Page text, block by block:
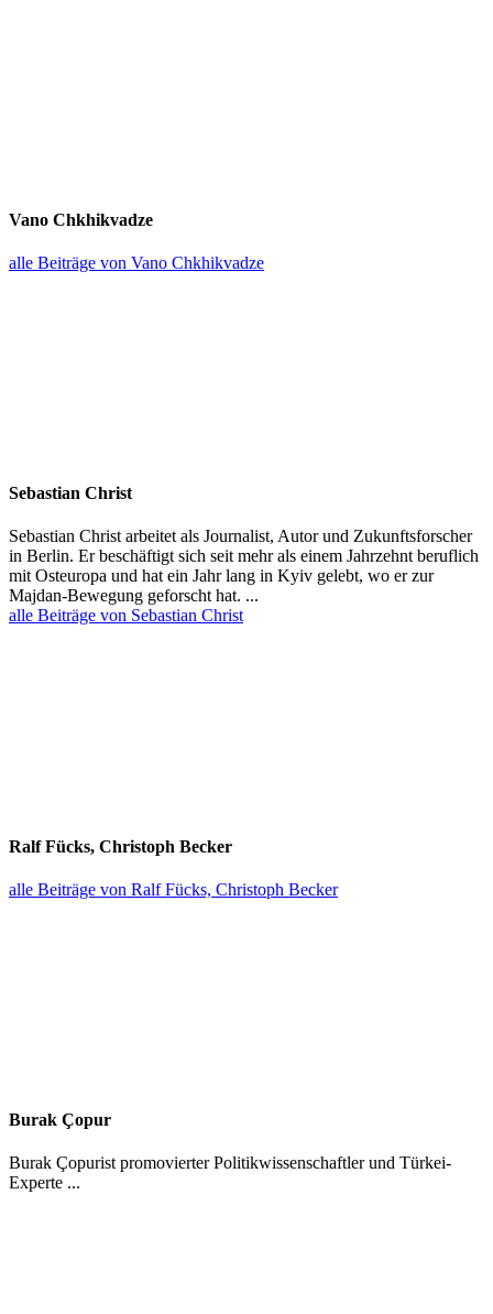
Vano Chkhik­vadze
alle Beiträge von Vano Chkhikvadze
Sebastian Christ
Sebastian Christ arbeitet als Journalist, Autor und Zukunfts­for­scher
in Berlin. Er beschäftigt sich seit mehr als einem Jahrzehnt beruflich
mit Osteuropa und hat ein Jahr lang in Kyiv gelebt, wo er zur
Majdan-Bewegung geforscht hat. ...
alle Beiträge von Sebastian Christ
Ralf Fücks, Christoph Becker
alle Beiträge von Ralf Fücks, Christoph Becker
Burak Çopur
Burak Çopurist promo­vierter Politik­wis­sen­schaftler und Türkei-
Experte ...